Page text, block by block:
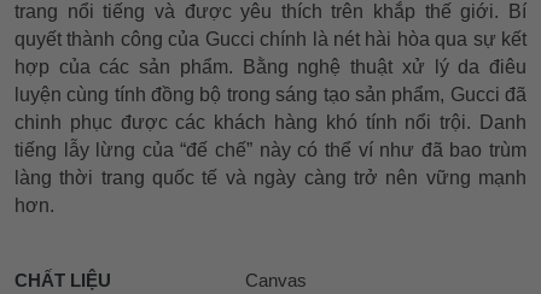
trang nổi tiếng và được yêu thích trên khắp thế giới. Bí
quyết thành công của Gucci chính là nét hài hòa qua sự kết
hợp của các sản phẩm. Bằng nghệ thuật xử lý da điêu
luyện cùng tính đồng bộ trong sáng tạo sản phẩm, Gucci đã
chinh phục được các khách hàng khó tính nổi trội. Danh
tiếng lẫy lừng của “đế chế” này có thể ví như đã bao trùm
làng thời trang quốc tế và ngày càng trở nên vững mạnh
hơn.
CHẤT LIỆU Canvas